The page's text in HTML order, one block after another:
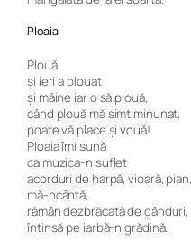
Ploaia
Plouă
şi ieri a plouat
şi mâine iar o să plouă,
când plouă mă simt minunat,
poate vă place şi vouă!
Ploaia îmi sună
ca muzica-n suflet
acorduri de harpă, vioară, pian,
mă-ncântă,
rămân dezbrăcată de gânduri,
întinsă pe iarbă-n grădină.